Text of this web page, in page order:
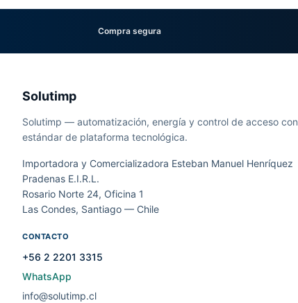
Compra segura
Solutimp
Solutimp — automatización, energía y control de acceso con
estándar de plataforma tecnológica.
Importadora y Comercializadora Esteban Manuel Henríquez
Pradenas E.I.R.L.
Rosario Norte 24, Oficina 1
Las Condes, Santiago — Chile
CONTACTO
+56 2 2201 3315
WhatsApp
info@solutimp.cl